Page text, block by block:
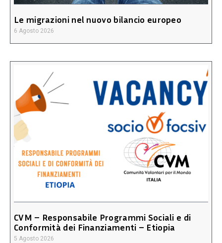
Le migrazioni nel nuovo bilancio europeo
6 Agosto 2026
CVM – Responsabile Programmi Sociali e di
Conformità dei Finanziamenti – Etiopia
5 Agosto 2026